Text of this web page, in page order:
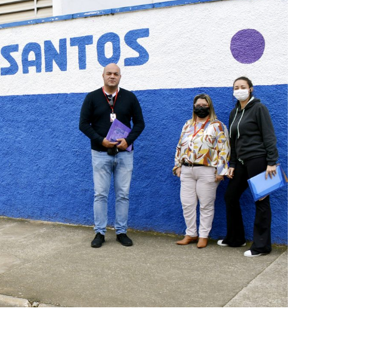
Idiomas
Max Doutor
Mogidonto
Plena Odonto
Plantão Card
Psicólogo
Studio Jet Silva
Sindicatos Online